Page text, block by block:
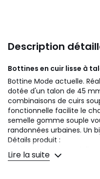
Description
Bottines en cuir lisse à
Bottine Mode actuelle.
dotée d'un talon de 45
combinaisons de cuirs
fonctionnelle facilite le
semelle gomme souple
randonnées urbaines. Un
Détails produit :
Matière extérieur : cuir lisse
Type de talon : décroché
Lire la suite